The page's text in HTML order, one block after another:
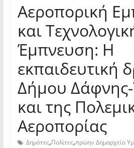
Αεροπορική
και
Έμπνευση: Η
εκπαιδευτική
Δήμου
και της
Αεροπορίας
Δημότες,Πολίτες,πρώην Δημαρχείο